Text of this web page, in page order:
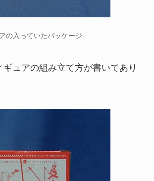
の入っていたパッケージ
ュアの組み立て方が書いてあり